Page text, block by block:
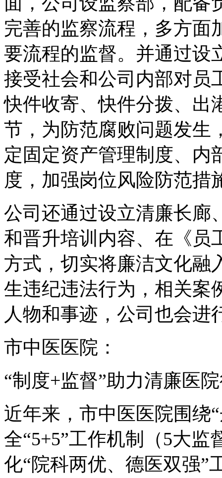
完善的监察流程，多方面
要流程的监督。并通过设
接受社会和公司内部对员
快件收寄、快件分拨、出
节，为防范腐败问题发生
定固定资产管理制度、内
度，加强岗位风险防范措
公司还通过设立清廉长廊
和晋升培训内容、在《员
方式，切实将廉洁文化融
生违纪违法行为，相关案
人物和事迹，公司也会进
市中医医院：
“制度+监督”助力清廉医
近年来，市中医医院围绕
全“5+5”工作机制（5大
化“院科两优、德医双强”